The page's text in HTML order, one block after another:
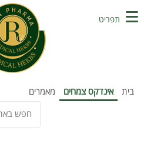
בית אינדקס צמחים מאמרים
תפריט